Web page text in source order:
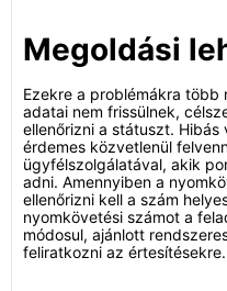
Megoldási
Ezekre a problémákra több
adatai nem frissülnek,
ellenőrizni a státuszt.
érdemes közvetlenül
ügyfélszolgálatával, akik
adni. Amennyiben a
ellenőrizni kell a szám
nyomkövetési számot a
módosul, ajánlott
feliratkozni az értesítésekre.